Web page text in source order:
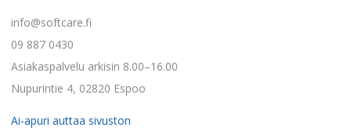
info@softcare.fi
09 887 0430
Asiakaspalvelu arkisin 8.00–16.00
Nupurintie 4, 02820 Espoo
Ai-apuri auttaa sivuston